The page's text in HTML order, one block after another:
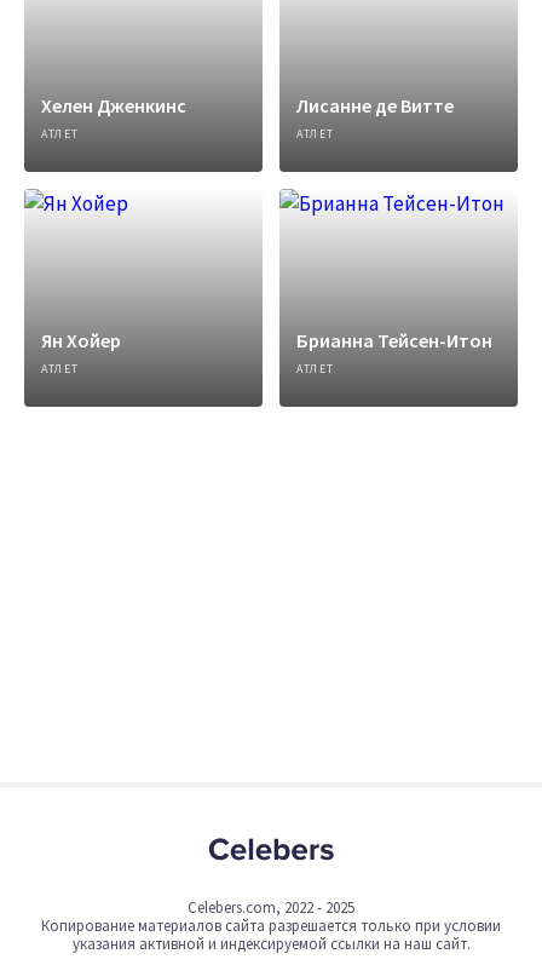
Хелен Дженкинс
АТЛЕТ
Лисанне де Витте
АТЛЕТ
Ян Хойер
АТЛЕТ
Брианна Тейсен-Итон
АТЛЕТ
Celebers.com, 2022 - 2025
Копирование материалов сайта разрешается только при условии
указания активной и индексируемой ссылки на наш сайт.